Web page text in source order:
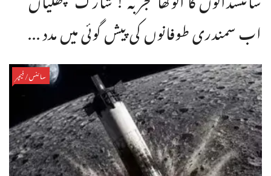
اب سمندری طوفانوں کی پیش گوئی میں مدد ...
سائنس/فیچر